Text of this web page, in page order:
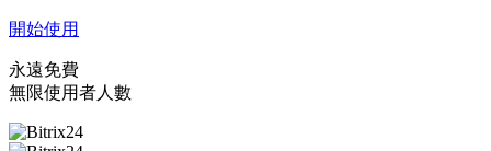
開始使用
永遠免費
無限使用者人數